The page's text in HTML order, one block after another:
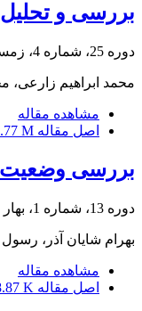
بررسی و
دوره 25، شماره 4، زمستان 1399، صفحه
محمد ابراهیم زارعی،
مشاهده مقاله
اصل مقاله M
بررسی وضعیت
دوره 13، شماره 1، بهار 1400، صفحه
بهرام شایان آذر،
مشاهده مقاله
اصل مقاله K